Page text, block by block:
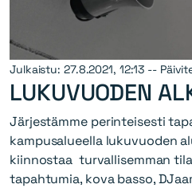
Julkaistu: 27.8.2021, 12:13 --
LUKUVUODEN
Järjestämme perinteisesti
kampusalueella lukuvuoden
kiinnostaa turvallisemman
tapahtumia, kova basso,